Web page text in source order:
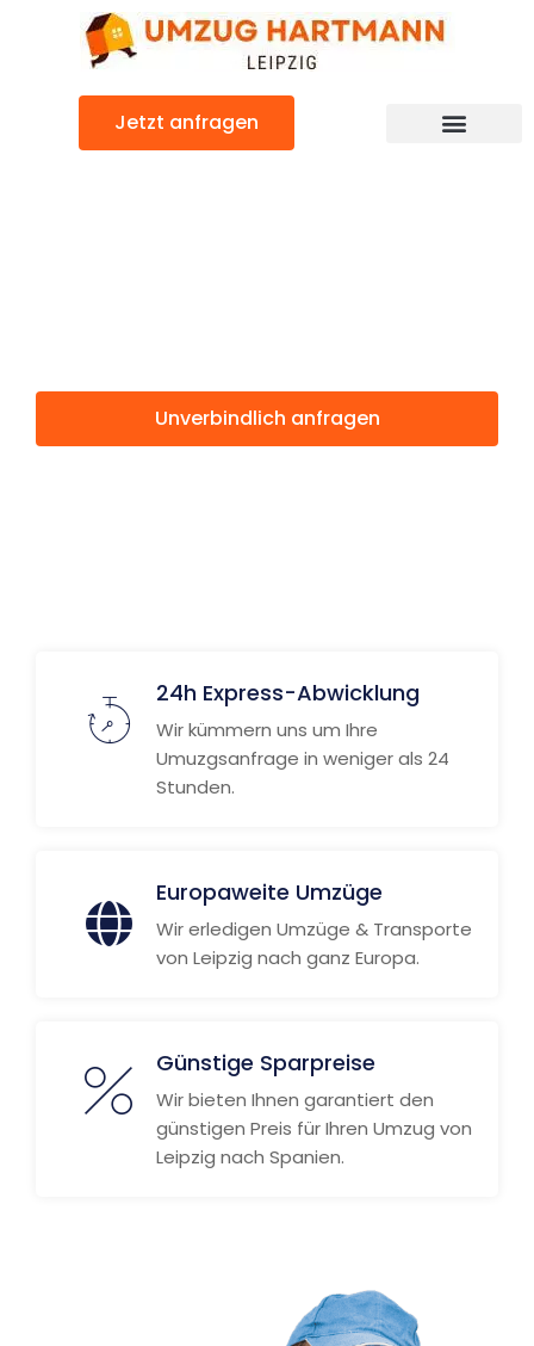
Jetzt anfragen
Unverbindlich anfragen
24h Express-Abwicklung
Wir kümmern uns um Ihre
Umuzgsanfrage in weniger als 24
Stunden.
Europaweite Umzüge
Wir erledigen Umzüge & Transporte
von Leipzig nach ganz Europa.
Günstige Sparpreise
Wir bieten Ihnen garantiert den
günstigen Preis für Ihren Umzug von
Leipzig nach Spanien.